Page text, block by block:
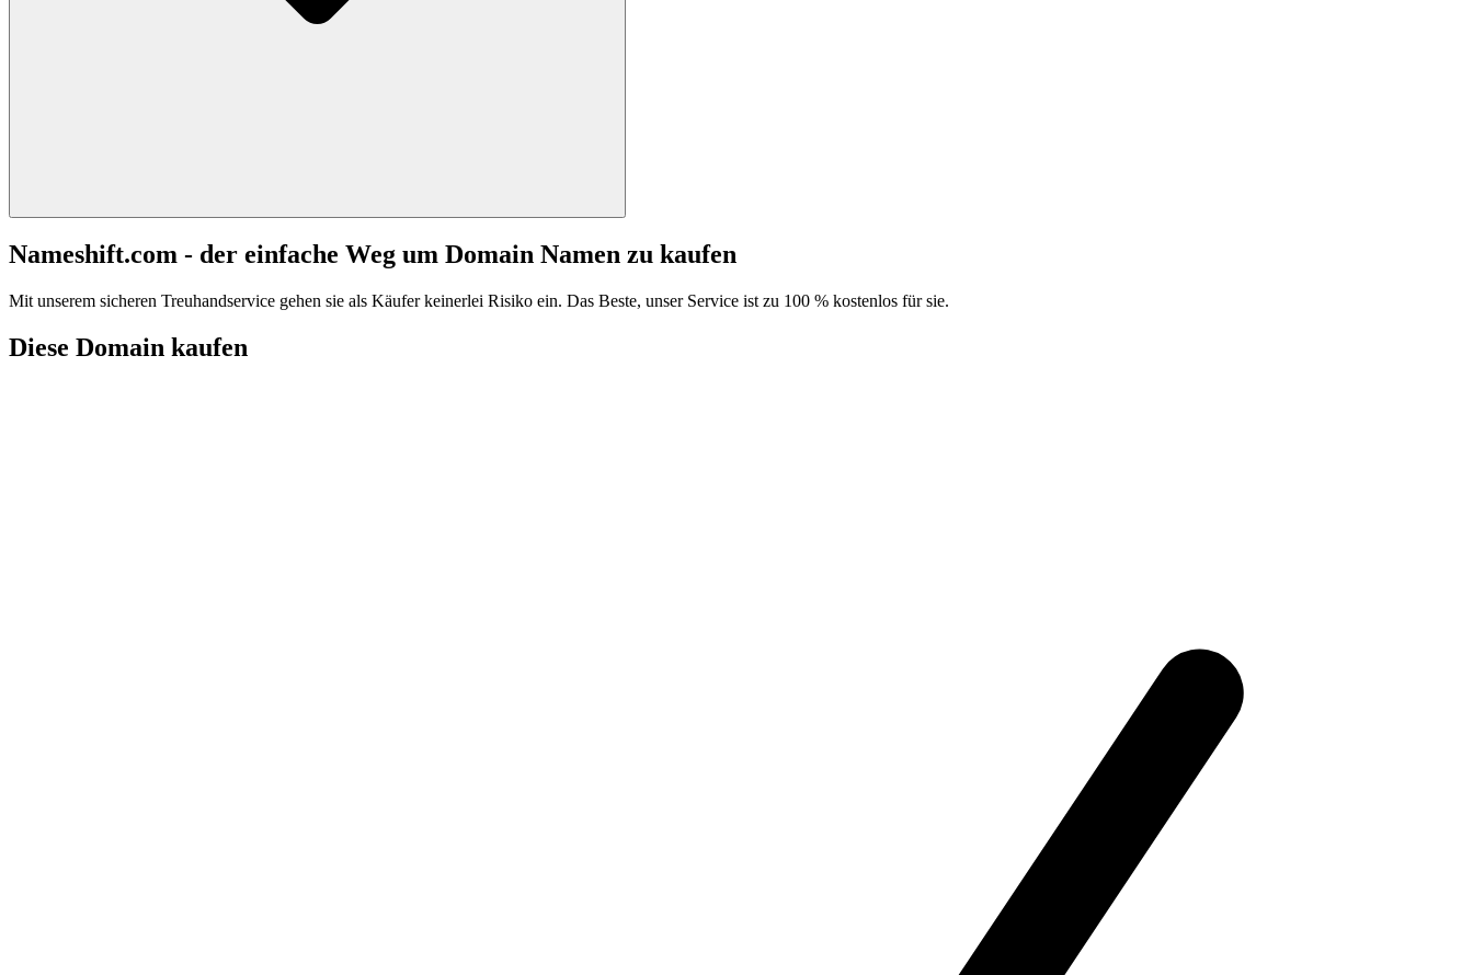
Nameshift.com - der einfache Weg um Domain Namen zu kaufen
Mit unserem sicheren Treuhandservice gehen sie als Käufer keinerlei Risiko ein. Das Beste, unser Service ist zu 100 % kostenlos für sie.
Diese Domain kaufen